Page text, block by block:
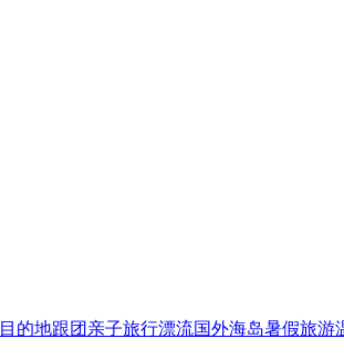
目的地跟团 亲子旅行漂流国外海岛暑假旅游